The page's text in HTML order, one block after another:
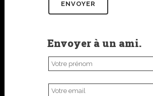
Envoyer à un ami.